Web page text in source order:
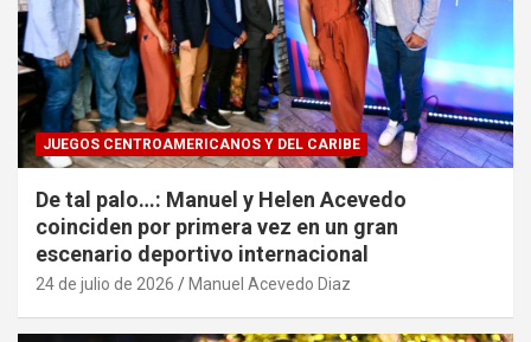
JUEGOS CENTROAMERICANOS Y DEL CARIBE
De tal palo…: Manuel y Helen Acevedo
coinciden por primera vez en un gran
escenario deportivo internacional
24 de julio de 2026 Manuel Acevedo Diaz